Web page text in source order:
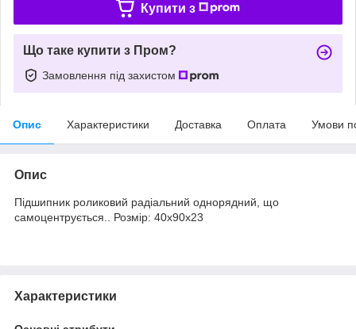
Купити з
Що таке купити з Пром?
Замовлення під захистом
Опис Характеристики Доставка Оплата Умови
Опис
Підшипник роликовий радіальний однорядний, що
самоцентрується.. Розмір: 40х90х23
Характеристики